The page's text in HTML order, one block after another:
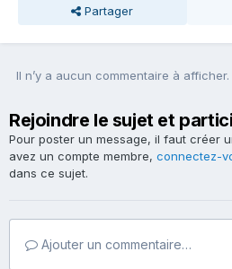
Partager
Il n’y a aucun commentaire à afficher.
Rejoindre le sujet et
Pour poster un message, il faut créer
avez un compte membre, connectez-
dans ce sujet.
Ajouter un commentaire…